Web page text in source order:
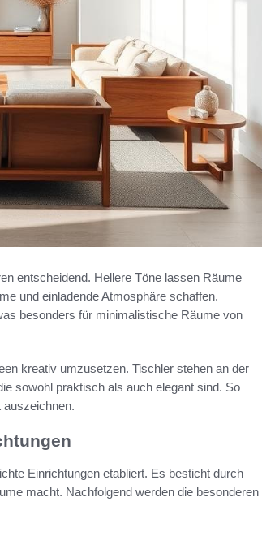
entscheidend. Hellere Töne lassen Räume
und einladende Atmosphäre schaffen.
besonders für minimalistische Räume von
kreativ umzusetzen. Tischler stehen an der
sowohl praktisch als auch elegant sind. So
auszeichnen.
Einrichtungen etabliert. Es besticht durch
macht. Nachfolgend werden die besonderen